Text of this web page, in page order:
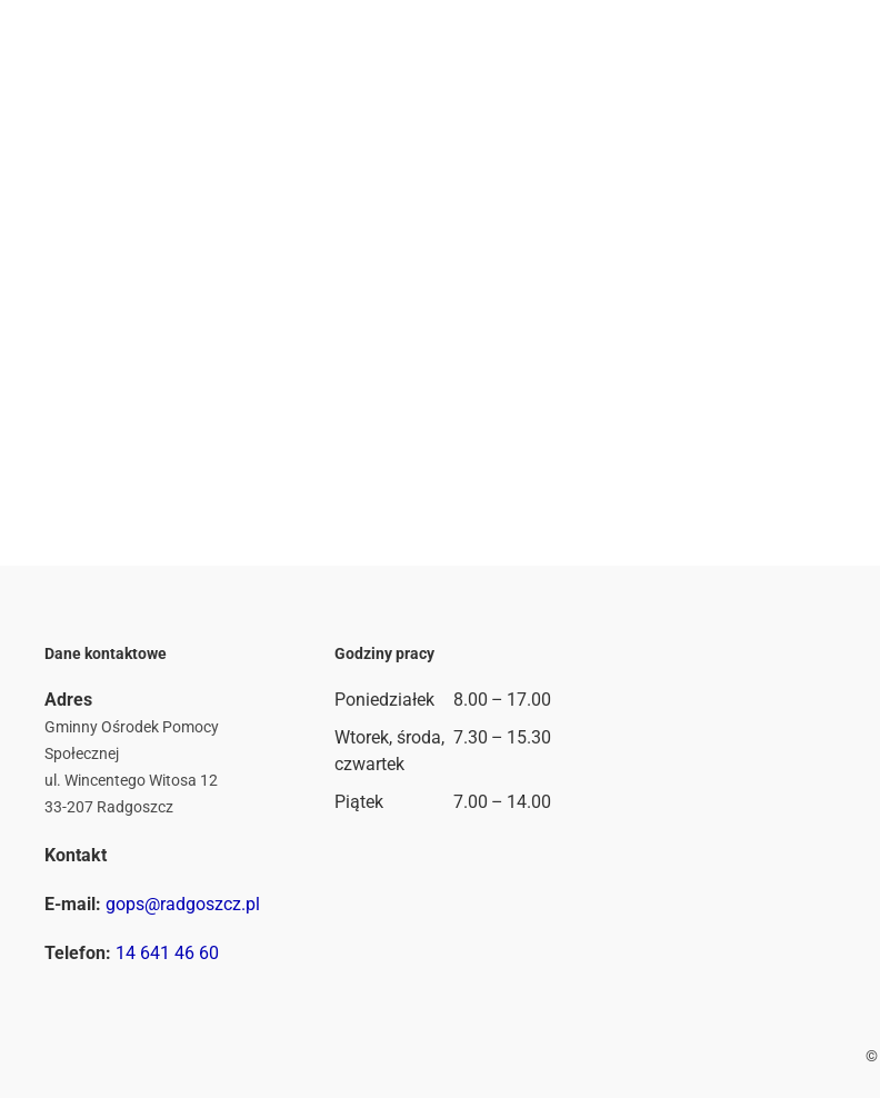
Dane kontaktowe
Adres
Gminny Ośrodek Pomocy
Społecznej
ul. Wincentego Witosa 12
33-207 Radgoszcz
Kontakt
E-mail: gops@radgoszcz.pl
Telefon: 14 641 46 60
Godziny pracy
Poniedziałek
8.00 – 17.00
Wtorek, środa,
czwartek
7.30 – 15.30
Piątek 7.00 – 14.00
©